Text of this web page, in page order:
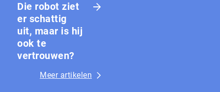
Die robot ziet
er schattig
uit, maar is hij
ook te
vertrouwen?
Meer artikelen